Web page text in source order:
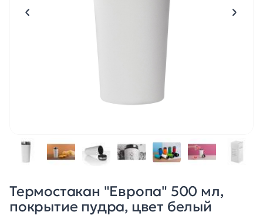
Термостакан "Европа" 500 мл,
покрытие пудра, цвет белый